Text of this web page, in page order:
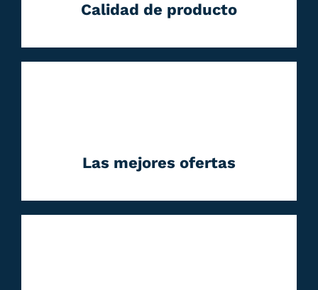
Calidad de producto
Las mejores ofertas